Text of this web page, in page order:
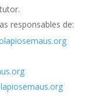
responsables de: